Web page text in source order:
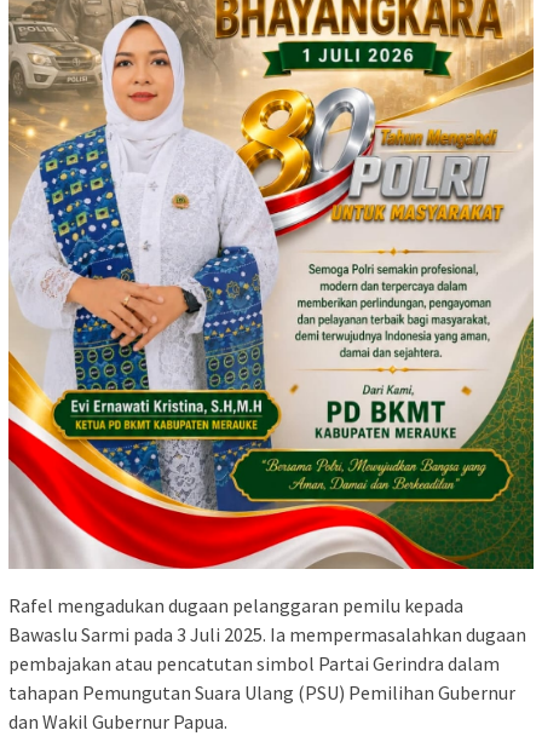
Rafel mengadukan dugaan pelanggaran pemilu kepada
Bawaslu Sarmi pada 3 Juli 2025. Ia mempermasalahkan dugaan
pembajakan atau pencatutan simbol Partai Gerindra dalam
tahapan Pemungutan Suara Ulang (PSU) Pemilihan Gubernur
dan Wakil Gubernur Papua.